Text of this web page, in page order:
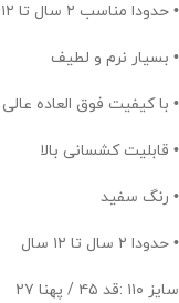
• حدودا مناسب ۲ سال تا ۱۲ سال
• بسیار نرم و لطیف
• با کیفیت فوق العاده عالی
• قابلیت کشسانی بالا
• رنگ سفید
• حدودا ۲ سال تا ۱۲ سال
سایز ۱۱۰ :قد ۴۵ / پهنا ۲۷